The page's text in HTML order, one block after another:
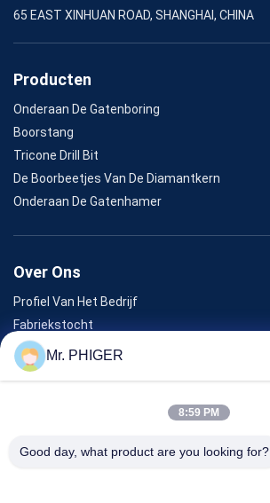
65 EAST XINHUAN ROAD, SHANGHAI, CHINA
Producten
Onderaan De Gatenboring
Boorstang
Tricone Drill Bit
De Boorbeetjes Van De Diamantkern
Onderaan De Gatenhamer
Over Ons
Profiel Van Het Bedrijf
Fabriekstocht
Kwaliteitscontrole
Sitemap
Evenementen
Mr. PHIGER
8:59 PM
Good day, what product are you looking for?